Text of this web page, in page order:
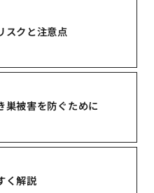
スクと注意点
巣被害を防ぐために
く解説